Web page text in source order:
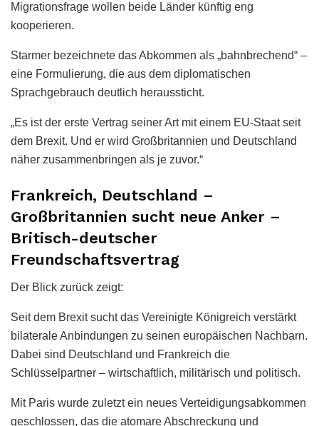
Migrationsfrage wollen beide Länder künftig eng
kooperieren.
Starmer bezeichnete das Abkommen als „bahnbrechend“ –
eine Formulierung, die aus dem diplomatischen
Sprachgebrauch deutlich heraussticht.
„Es ist der erste Vertrag seiner Art mit einem EU-Staat seit
dem Brexit. Und er wird Großbritannien und Deutschland
näher zusammenbringen als je zuvor.“
Frankreich, Deutschland –
Großbritannien sucht neue Anker –
Britisch-deutscher
Freundschaftsvertrag
Der Blick zurück zeigt:
Seit dem Brexit sucht das Vereinigte Königreich verstärkt
bilaterale Anbindungen zu seinen europäischen Nachbarn.
Dabei sind Deutschland und Frankreich die
Schlüsselpartner – wirtschaftlich, militärisch und politisch.
Mit Paris wurde zuletzt ein neues Verteidigungsabkommen
geschlossen, das die atomare Abschreckung und